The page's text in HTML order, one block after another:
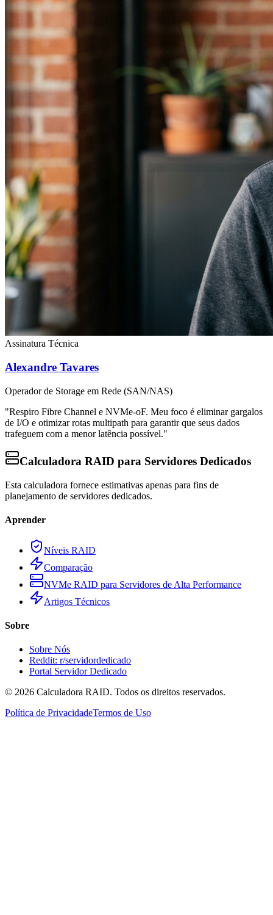
Assinatura Técnica
Alexandre Tavares
Operador de Storage em Rede (SAN/NAS)
"Respiro Fibre Channel e NVMe-oF. Meu foco é eliminar gargalos
de I/O e otimizar rotas multipath para garantir que seus dados
trafeguem com a menor latência possível."
Calculadora RAID para Servidores Dedicados
Esta calculadora fornece estimativas apenas para fins de
planejamento de servidores dedicados.
Aprender
Níveis RAID
Comparação
NVMe RAID para Servidores de Alta Performance
Artigos Técnicos
Sobre
Sobre Nós
Reddit: r/servidordedicado
Portal Servidor Dedicado
© 2026 Calculadora RAID. Todos os direitos reservados.
Política de PrivacidadeTermos de Uso